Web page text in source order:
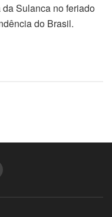
Sulanca no feriado
do Brasil.